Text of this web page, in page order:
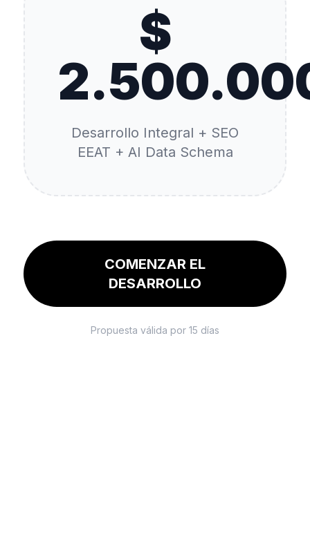
$
Desarrollo Integral + SEO
EEAT + AI Data Schema
COMENZAR EL
DESARROLLO
Propuesta válida por 15 días